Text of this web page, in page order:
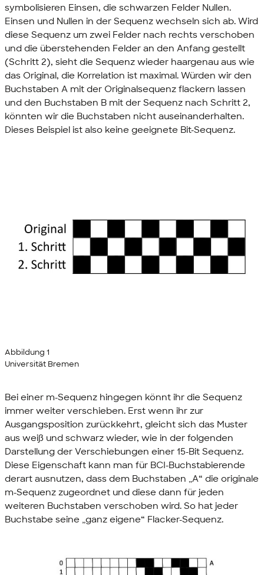
symbolisieren Einsen, die schwarzen Felder Nullen.
Einsen und Nullen in der Sequenz wechseln sich ab. Wird
diese Sequenz um zwei Felder nach rechts verschoben
und die überstehenden Felder an den Anfang gestellt
(Schritt 2), sieht die Sequenz wieder haargenau aus wie
das Original, die Korrelation ist maximal. Würden wir den
Buchstaben A mit der Originalsequenz flackern lassen
und den Buchstaben B mit der Sequenz nach Schritt 2,
könnten wir die Buchstaben nicht auseinanderhalten.
Dieses Beispiel ist also keine geeignete Bit-Sequenz.
Abbildung 1
Universität Bremen
Bei einer m-Sequenz hingegen könnt ihr die Sequenz
immer weiter verschieben. Erst wenn ihr zur
Ausgangsposition zurückkehrt, gleicht sich das Muster
aus weiß und schwarz wieder, wie in der folgenden
Darstellung der Verschiebungen einer 15-Bit Sequenz.
Diese Eigenschaft kann man für BCI-Buchstabierende
derart ausnutzen, dass dem Buchstaben „A“ die originale
m-Sequenz zugeordnet und diese dann für jeden
weiteren Buchstaben verschoben wird. So hat jeder
Buchstabe seine „ganz eigene“ Flacker-Sequenz.